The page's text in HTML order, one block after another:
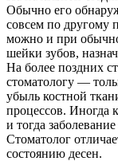
Обычно его
совсем по другому
можно и при
шейки зубов,
На более поздних
стоматологу —
убыль костной
процессов. Иногда
и тогда
Стоматолог
состоянию десен.